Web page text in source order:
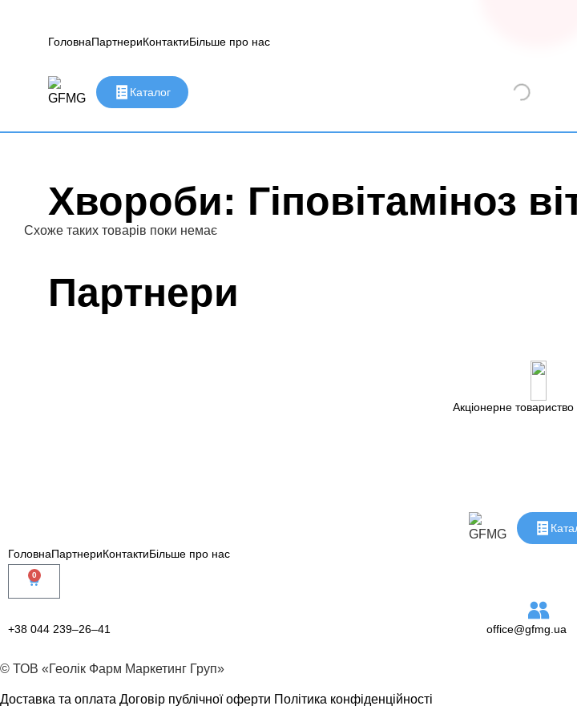
ГоловнаПартнериКонтактиБільше про нас
Каталог
Хвороби: Гіповітаміноз
Схоже таких товарів поки немає
Партнери
Акціонерне товариство
ГоловнаПартнериКонтактиБільше про нас
0
+38 044 239–26–41 office@gfmg.ua
© ТОВ «Геолік Фарм Маркетинг Груп»
Доставка та оплата Договір публічної оферти Політика конфіденційності